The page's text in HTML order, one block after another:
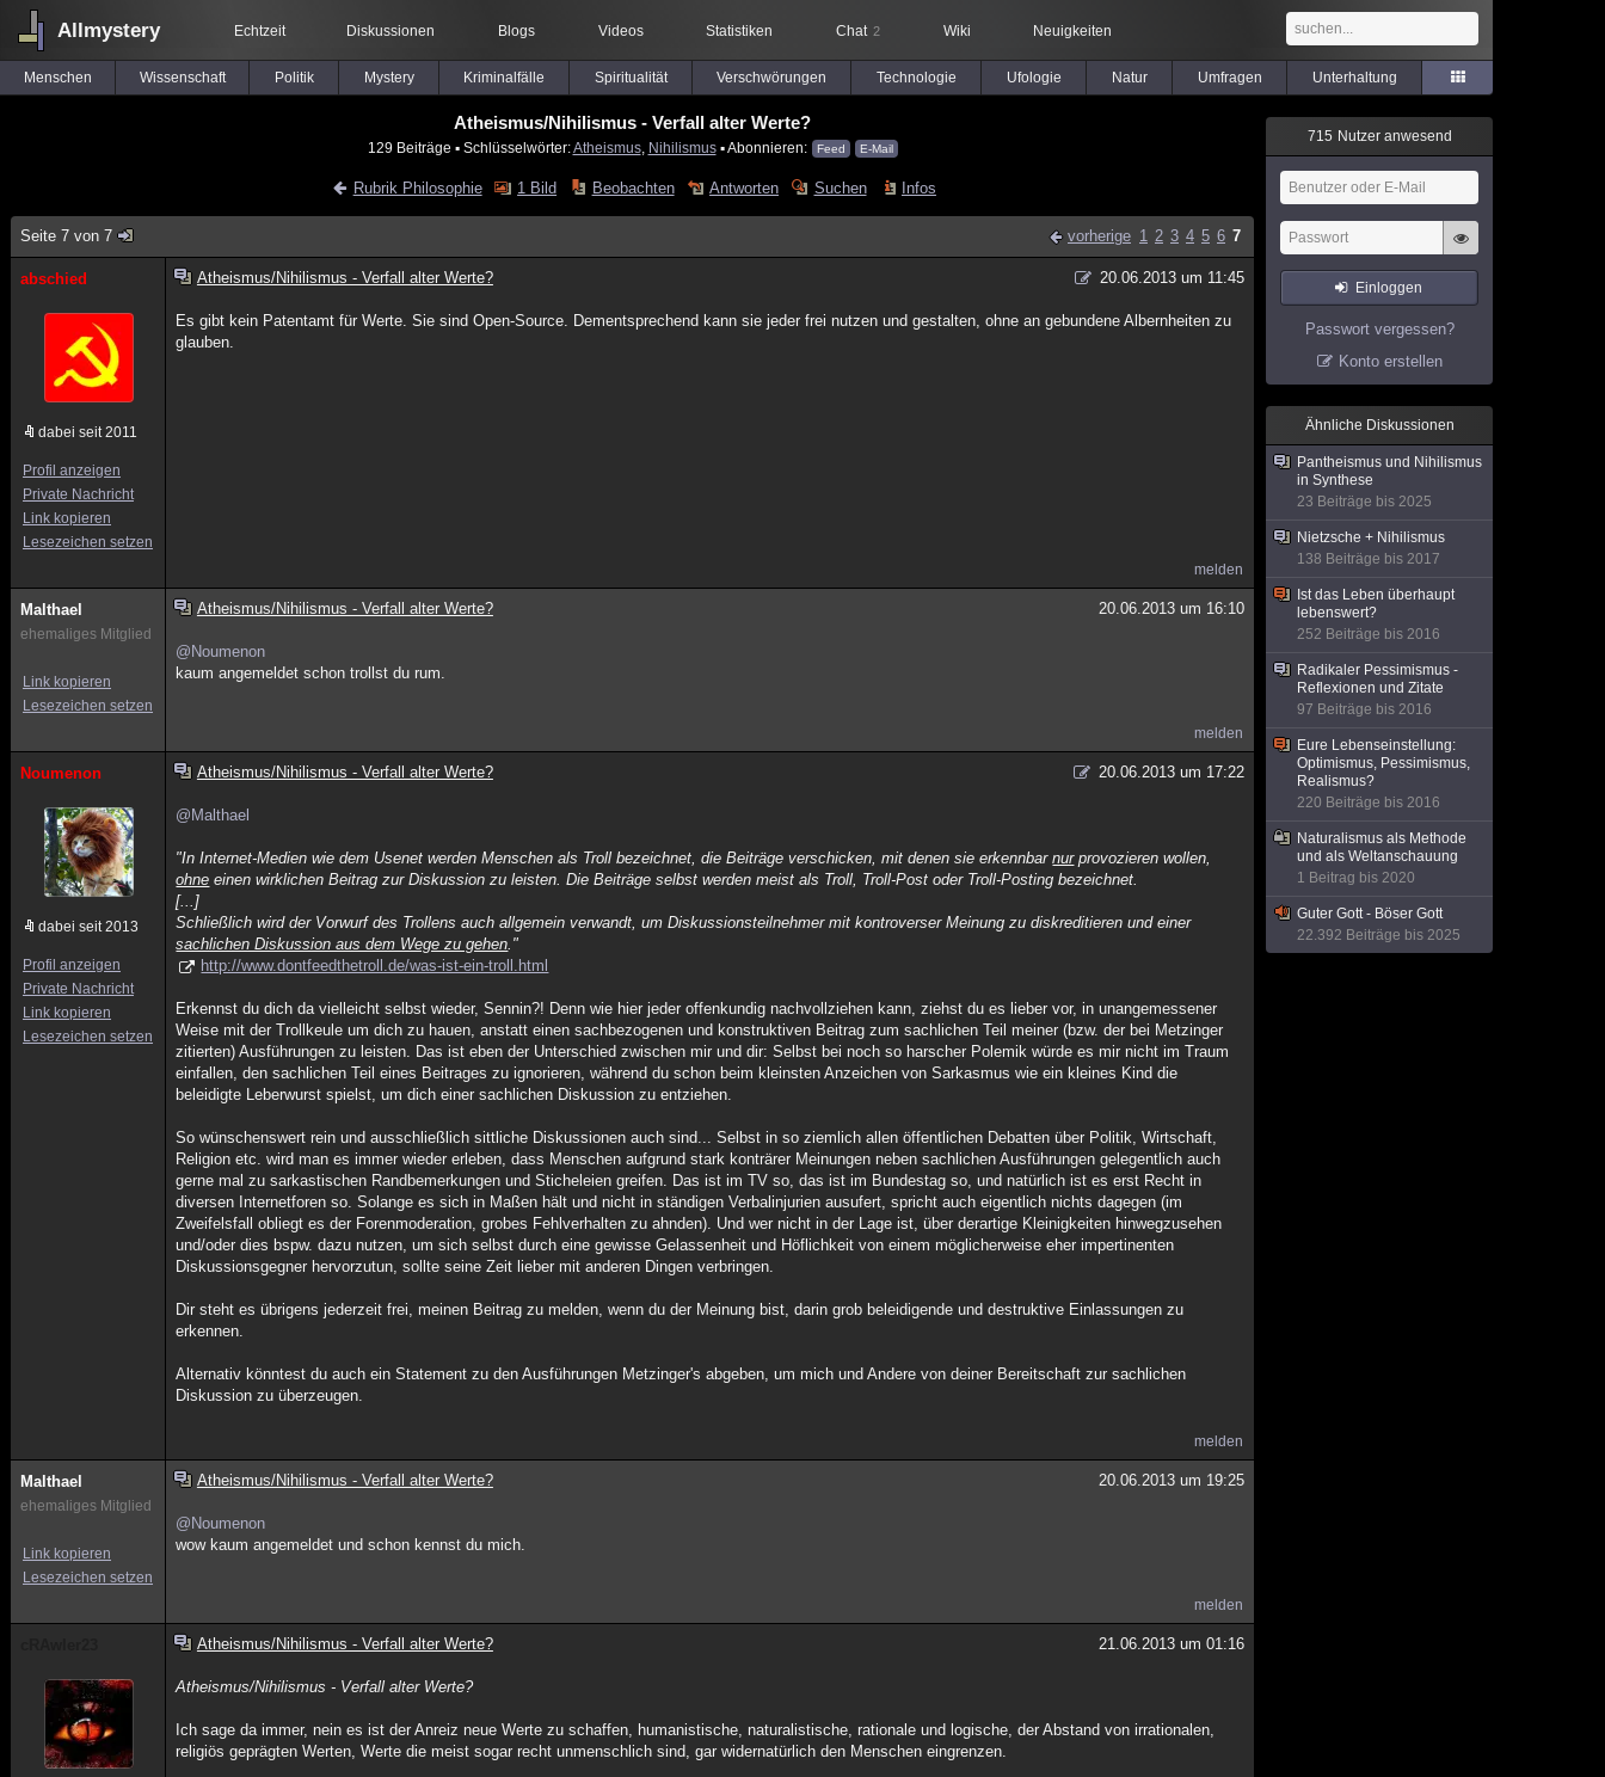
Allmystery Echtzeit Diskussionen Blogs Videos Statistiken Chat 2 Wiki Neuigkeiten
Menschen Wissenschaft Politik Mystery Kriminalfälle Spiritualität Verschwörungen Technologie Ufologie Natur Umfragen Unterhaltung
Atheismus/Nihilismus - Verfall alter Werte?
129 Beiträge ▪ Schlüsselwörter:Atheismus, Nihilismus▪ Abonnieren: Feed E-Mail
Rubrik Philosophie 1 Bild Beobachten Antworten Suchen Infos
Seite 7 von 7 vorherige 1 2 3 4 5 6 7
abschied
dabei seit 2011
Profil anzeigen
Private Nachricht
Link kopieren
Lesezeichen setzen
Atheismus/Nihilismus - Verfall alter Werte? 20.06.2013 um 11:45
Es gibt kein Patentamt für Werte. Sie sind Open-Source. Dementsprechend kann sie jeder frei nutzen und gestalten, ohne an gebundene Albernheiten zu
glauben.
melden
Malthael
ehemaliges Mitglied
Link kopieren
Lesezeichen setzen
Atheismus/Nihilismus - Verfall alter Werte? 20.06.2013 um 16:10
@Noumenon
kaum angemeldet schon trollst du rum.
melden
Noumenon
dabei seit 2013
Profil anzeigen
Private Nachricht
Link kopieren
Lesezeichen setzen
Atheismus/Nihilismus - Verfall alter Werte? 20.06.2013 um 17:22
@Malthael
"In Internet-Medien wie dem Usenet werden Menschen als Troll bezeichnet, die Beiträge verschicken, mit denen sie erkennbarnurprovozieren wollen,
ohne einen wirklichen Beitrag zur Diskussion zu leisten. Die Beiträge selbst werden meist als Troll, Troll-Post oder Troll-Posting bezeichnet.
[...]
Schließlich wird der Vorwurf des Trollens auch allgemein verwandt, um Diskussionsteilnehmer mit kontroverser Meinung zu diskreditieren und einer
sachlichen Diskussion aus dem Wege zu gehen."
http://www.dontfeedthetroll.de/was-ist-ein-troll.html
Erkennst du dich da vielleicht selbst wieder, Sennin?! Denn wie hier jeder offenkundig nachvollziehen kann, ziehst du es lieber vor, in unangemessener
Weise mit der Trollkeule um dich zu hauen, anstatt einen sachbezogenen und konstruktiven Beitrag zum sachlichen Teil meiner (bzw. der bei Metzinger
zitierten) Ausführungen zu leisten. Das ist eben der Unterschied zwischen mir und dir: Selbst bei noch so harscher Polemik würde es mir nicht im Traum
einfallen, den sachlichen Teil eines Beitrages zu ignorieren, während du schon beim kleinsten Anzeichen von Sarkasmus wie ein kleines Kind die
beleidigte Leberwurst spielst, um dich einer sachlichen Diskussion zu entziehen.
So wünschenswert rein und ausschließlich sittliche Diskussionen auch sind... Selbst in so ziemlich allen öffentlichen Debatten über Politik, Wirtschaft,
Religion etc. wird man es immer wieder erleben, dass Menschen aufgrund stark konträrer Meinungen neben sachlichen Ausführungen gelegentlich auch
gerne mal zu sarkastischen Randbemerkungen und Sticheleien greifen. Das ist im TV so, das ist im Bundestag so, und natürlich ist es erst Recht in
diversen Internetforen so. Solange es sich in Maßen hält und nicht in ständigen Verbalinjurien ausufert, spricht auch eigentlich nichts dagegen (im
Zweifelsfall obliegt es der Forenmoderation, grobes Fehlverhalten zu ahnden). Und wer nicht in der Lage ist, über derartige Kleinigkeiten hinwegzusehen
und/oder dies bspw. dazu nutzen, um sich selbst durch eine gewisse Gelassenheit und Höflichkeit von einem möglicherweise eher impertinenten
Diskussionsgegner hervorzutun, sollte seine Zeit lieber mit anderen Dingen verbringen.
Dir steht es übrigens jederzeit frei, meinen Beitrag zu melden, wenn du der Meinung bist, darin grob beleidigende und destruktive Einlassungen zu
erkennen.
Alternativ könntest du auch ein Statement zu den Ausführungen Metzinger's abgeben, um mich und Andere von deiner Bereitschaft zur sachlichen
Diskussion zu überzeugen.
melden
Malthael
ehemaliges Mitglied
Link kopieren
Lesezeichen setzen
Atheismus/Nihilismus - Verfall alter Werte? 20.06.2013 um 19:25
@Noumenon
wow kaum angemeldet und schon kennst du mich.
melden
Atheismus/Nihilismus - Verfall alter Werte? 21.06.2013 um 01:16
Atheismus/Nihilismus - Verfall alter Werte?
Ich sage da immer, nein es ist der Anreiz neue Werte zu schaffen, humanistische, naturalistische, rationale und logische, der Abstand von irrationalen,
religiös geprägten Werten, Werte die meist sogar recht unmenschlich sind, gar widernatürlich den Menschen eingrenzen.
715 Nutzer anwesend
Einloggen
Passwort vergessen?
Konto erstellen
Ähnliche Diskussionen
Pantheismus und Nihilismus
in Synthese
23 Beiträge bis 2025
Nietzsche + Nihilismus
138 Beiträge bis 2017
Ist das Leben überhaupt
lebenswert?
252 Beiträge bis 2016
Radikaler Pessimismus -
Reflexionen und Zitate
97 Beiträge bis 2016
Eure Lebenseinstellung:
Optimismus, Pessimismus,
Realismus?
220 Beiträge bis 2016
Naturalismus als Methode
und als Weltanschauung
1 Beitrag bis 2020
Guter Gott - Böser Gott
22.392 Beiträge bis 2025